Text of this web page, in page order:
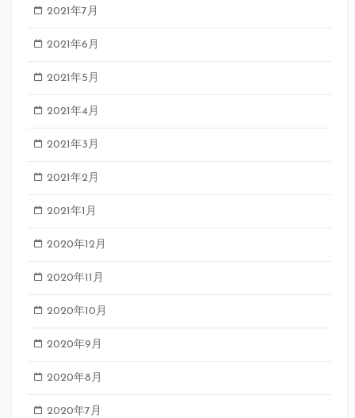
2021年7月
2021年6月
2021年5月
2021年4月
2021年3月
2021年2月
2021年1月
2020年12月
2020年11月
2020年10月
2020年9月
2020年8月
2020年7月